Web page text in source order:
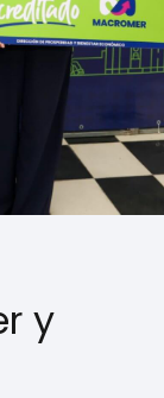
y